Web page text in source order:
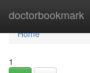
doctorbookmark
Home
Home
1